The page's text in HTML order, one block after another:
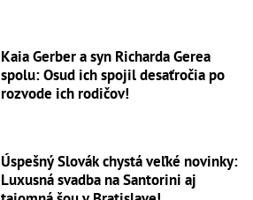
Kaia Gerber a syn Richarda Gerea
spolu: Osud ich spojil desaťročia po
rozvode ich rodičov!
Úspešný Slovák chystá veľké novinky:
Luxusná svadba na Santorini aj